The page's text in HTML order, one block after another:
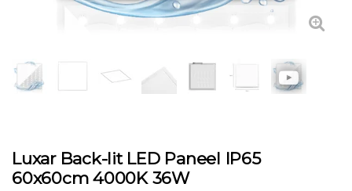
Luxar Back-lit LED Paneel IP65
60x60cm 4000K 36W